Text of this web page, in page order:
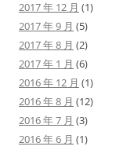
2017 年 12 月 (1)
2017 年 9 月 (5)
2017 年 8 月 (2)
2017 年 1 月 (6)
2016 年 12 月 (1)
2016 年 8 月 (12)
2016 年 7 月 (3)
2016 年 6 月 (1)